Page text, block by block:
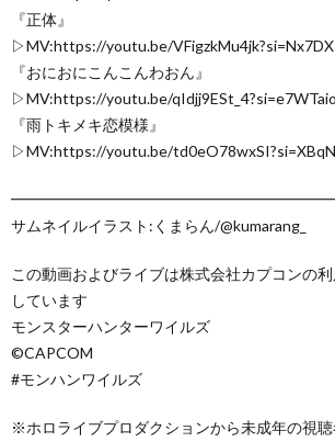
『正体』
▷MV:https://youtu.be/
『おにおにこんこんわおん』
▷MV:https://youtu.be/
『雨トキメキ恋模様』
▷MV:https://youtu.be/
サムネイルイラスト:くまらん/@kumarang_
この動画およびライブは株式会社カプコンの
しています
モンスターハンターワイルズ
©CAPCOM
#モンハンワイルズ
※ホロライブプロダクションから未成年の視